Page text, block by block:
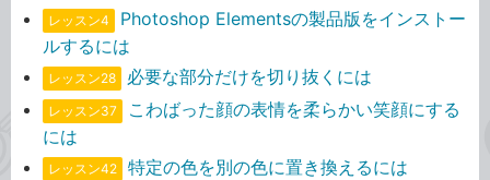
レッスン4
Photoshop Elementsの製品版をインストー
ルするには
レッスン28 必要な部分だけを切り抜くには
レッスン37
こわばった顔の表情を柔らかい笑顔にする
には
レッスン42 特定の色を別の色に置き換えるには